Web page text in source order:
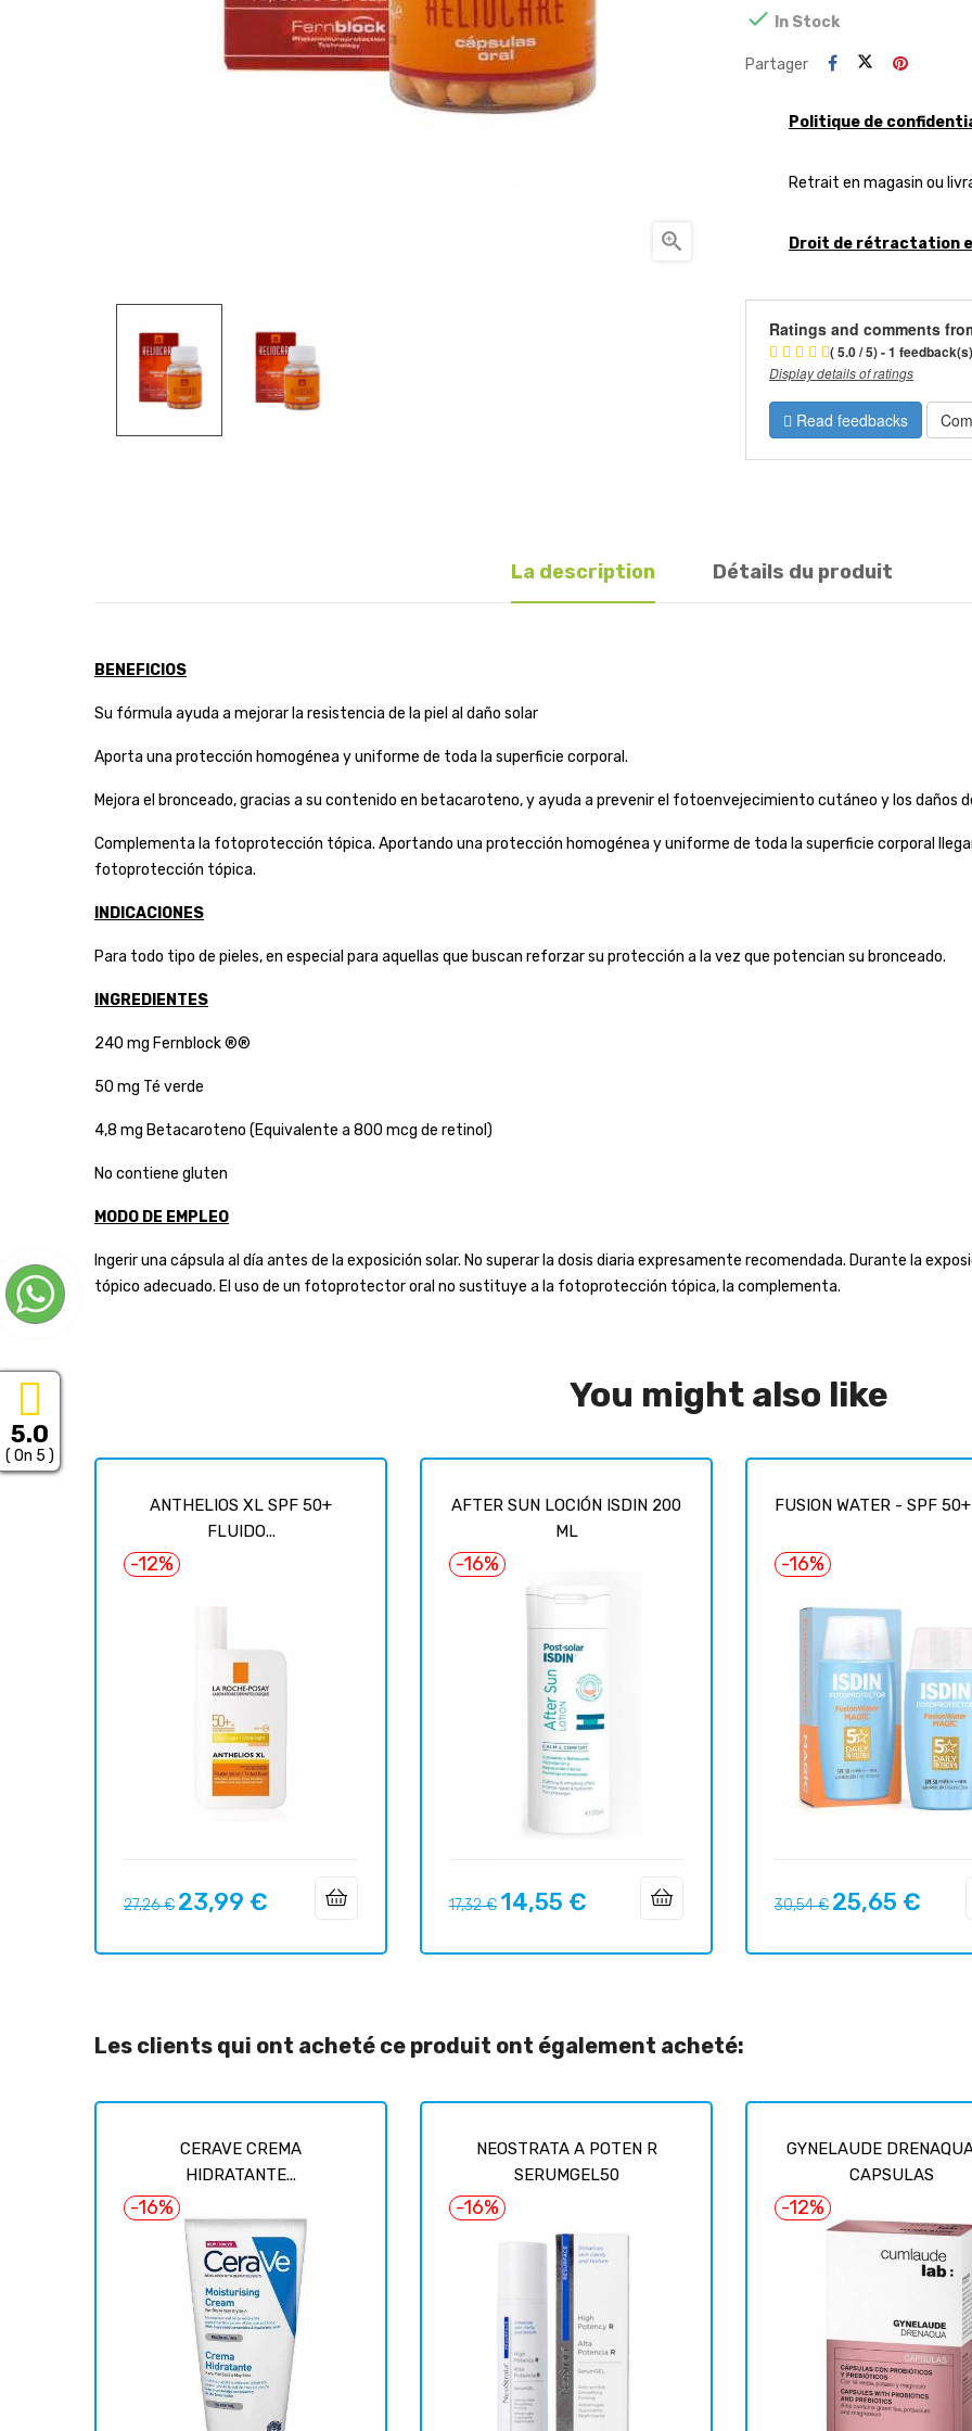

 In Stock
Partager
Politique de
Retrait en magasin ou
Droit de rétractation
Ratings and comments
( 5.0 / 5) - 1 feedback(s)
Display details of ratings
Read feedbacks
La description Détails du produit
BENEFICIOS
Su fórmula ayuda a mejorar la resistencia de la piel al daño solar
Aporta una protección homogénea y uniforme de toda la superficie corporal.
Mejora el bronceado, gracias a su contenido en betacaroteno, y ayuda a prevenir el fotoenvejecimiento cutáneo y los daños
Complementa la fotoprotección tópica. Aportando una protección homogénea y uniforme de toda la superficie corporal
fotoprotección tópica.
INDICACIONES
Para todo tipo de pieles, en especial para aquellas que buscan reforzar su protección a la vez que potencian su bronceado.
INGREDIENTES
240 mg Fernblock ®®
50 mg Té verde
4,8 mg Betacaroteno (Equivalente a 800 mcg de retinol)
No contiene gluten
MODO DE EMPLEO
Ingerir una cápsula al día antes de la exposición solar. No superar la dosis diaria expresamente recomendada. Durante la
tópico adecuado. El uso de un fotoprotector oral no sustituye a la fotoprotección tópica, la complementa.
You might also like
ANTHELIOS XL SPF 50+
FLUIDO...
-12%
Prix
27,26 € Prix
23,99 €
AFTER SUN LOCIÓN ISDIN 200
ML
-16%
Prix
17,32 € Prix
14,55 €
FUSION WATER - SPF
-16%
Prix
30,54 € Prix
25,65 €
Les clients qui ont acheté ce produit ont également acheté:
CERAVE CREMA
HIDRATANTE...
-16%
NEOSTRATA A POTEN R
SERUMGEL50
-16%
GYNELAUDE
CAPSULAS
-12%
5.0
( On 5 )